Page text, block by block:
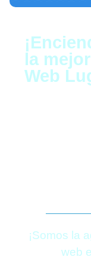
la
Web
¡Somos la
web